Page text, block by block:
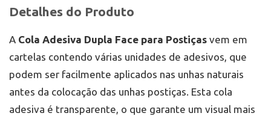
Detalhes do Produto
A Cola Adesiva Dupla Face para Postiças vem em
cartelas contendo várias unidades de adesivos, que
podem ser facilmente aplicados nas unhas naturais
antes da colocação das unhas postiças. Esta cola
adesiva é transparente, o que garante um visual mais